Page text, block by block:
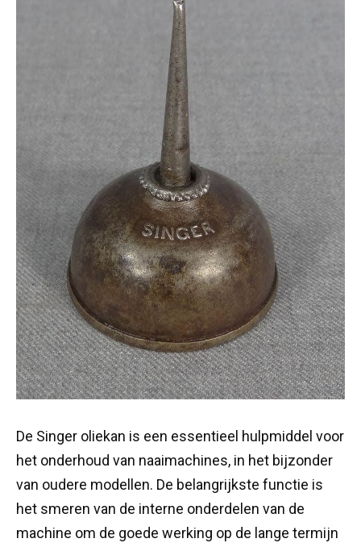
De Singer oliekan is een essentieel hulpmiddel voor
het onderhoud van naaimachines, in het bijzonder
van oudere modellen. De belangrijkste functie is
het smeren van de interne onderdelen van de
machine om de goede werking op de lange termijn